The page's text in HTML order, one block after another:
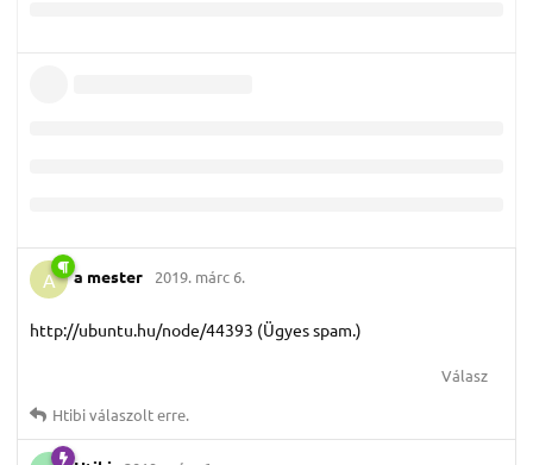
A a mester 2019. márc 6.
http://ubuntu.hu/node/44393 (Ügyes spam.)
Válasz
Htibiválaszolt erre.